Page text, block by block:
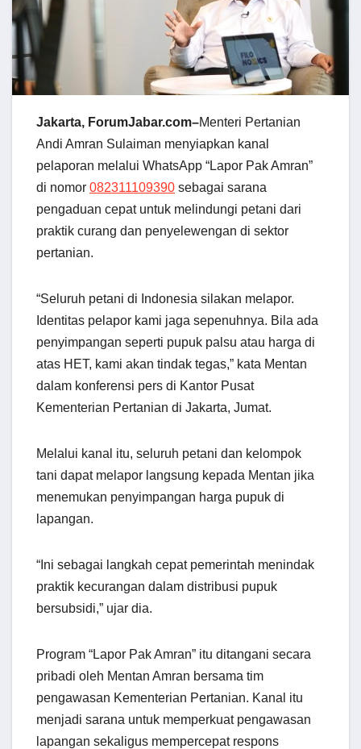
Jakarta, ForumJabar.com–Menteri Pertanian
Andi Amran Sulaiman menyiapkan kanal
pelaporan melalui WhatsApp “Lapor Pak Amran”
di nomor 082311109390 sebagai sarana
pengaduan cepat untuk melindungi petani dari
praktik curang dan penyelewengan di sektor
pertanian.
“Seluruh petani di Indonesia silakan melapor.
Identitas pelapor kami jaga sepenuhnya. Bila ada
penyimpangan seperti pupuk palsu atau harga di
atas HET, kami akan tindak tegas,” kata Mentan
dalam konferensi pers di Kantor Pusat
Kementerian Pertanian di Jakarta, Jumat.
Melalui kanal itu, seluruh petani dan kelompok
tani dapat melapor langsung kepada Mentan jika
menemukan penyimpangan harga pupuk di
lapangan.
“Ini sebagai langkah cepat pemerintah menindak
praktik kecurangan dalam distribusi pupuk
bersubsidi,” ujar dia.
Program “Lapor Pak Amran” itu ditangani secara
pribadi oleh Mentan Amran bersama tim
pengawasan Kementerian Pertanian. Kanal itu
menjadi sarana untuk memperkuat pengawasan
lapangan sekaligus mempercepat respons